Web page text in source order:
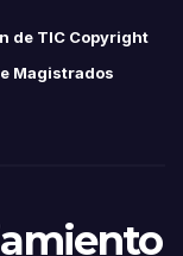
de TIC Copyright
Magistrados